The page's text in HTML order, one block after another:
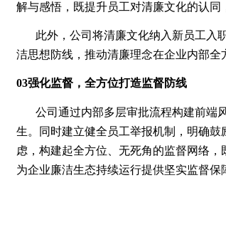
解与感悟，既提升员工对清廉文化的认同
此外，公司将清廉文化纳入新员工入
洁思想防线，推动清廉理念在企业内部全
03强化监督，全方位打造监督防线
公司通过内部多层审批流程构建前端
生。同时建立健全员工举报机制，明确
虑， 构建起全方位、无死角的监督网络，
为企业廉洁生态持续运行提供坚实监督保